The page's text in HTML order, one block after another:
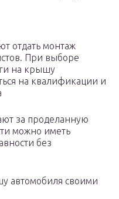
отдать монтаж
При выборе
на крышу
на квалификации и
за проделанную
можно иметь
без
автомобиля своими